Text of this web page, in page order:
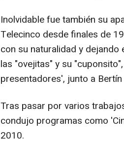
Inolvidable fue también su
Telecinco desde finales de
con su naturalidad y
las "ovejitas" y su
presentadores', junto a
Tras pasar por varios
condujo programas como
2010.